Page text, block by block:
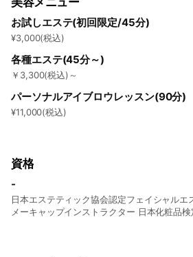
お試しエステ(初回限定/45分)
¥3,000(税込)
各種エステ(45分～)
￥3,300(税込)～
パーソナルアイブロウレッスン(90分)
¥11,000(税込)
資格
-
日本エステティック協会認定フェイシャル
メーキャップインストラクター 日本化粧品